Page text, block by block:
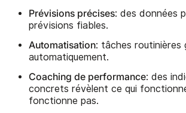
Prévisions précises: des données
prévisions fiables.
Automatisation: tâches routinières
automatiquement.
Coaching de performance: des
concrets révèlent ce qui
fonctionne pas.